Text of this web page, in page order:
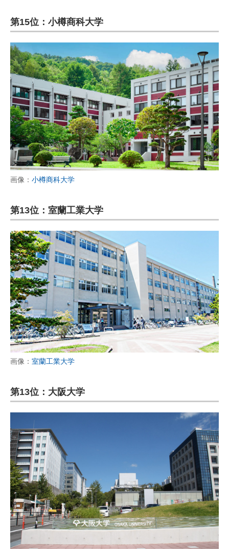
第15位：小樽商科大学
画像： 小樽商科大学
第13位：室蘭工業大学
画像： 室蘭工業大学
第13位：大阪大学